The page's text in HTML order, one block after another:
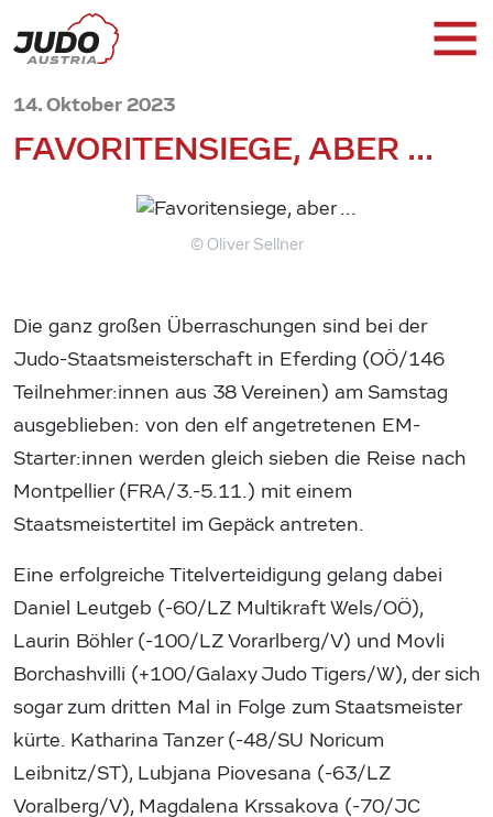
14. Oktober 2023
FAVORITENSIEGE, ABER ...
© Oliver Sellner
Die ganz großen Überraschungen sind bei der
Judo-Staatsmeisterschaft in Eferding (OÖ/146
Teilnehmer:innen aus 38 Vereinen) am Samstag
ausgeblieben: von den elf angetretenen EM-
Starter:innen werden gleich sieben die Reise nach
Montpellier (FRA/3.-5.11.) mit einem
Staatsmeistertitel im Gepäck antreten.
Eine erfolgreiche Titelverteidigung gelang dabei
Daniel Leutgeb (-60/LZ Multikraft Wels/OÖ),
Laurin Böhler (-100/LZ Vorarlberg/V) und Movli
Borchashvilli (+100/Galaxy Judo Tigers/W), der sich
sogar zum dritten Mal in Folge zum Staatsmeister
kürte. Katharina Tanzer (-48/SU Noricum
Leibnitz/ST), Lubjana Piovesana (-63/LZ
Voralberg/V), Magdalena Krssakova (-70/JC